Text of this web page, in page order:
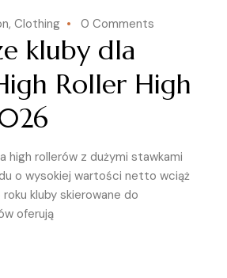
Clothing 0 Comments
kluby dla
Roller High
high rollerów z dużymi stawkami
o wysokiej wartości netto wciąż
kluby skierowane do
oferują